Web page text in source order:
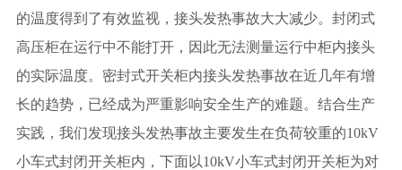
的温度得到了有效监视，接头发热事故大大减少。封闭式
高压柜在运行中不能打开，因此无法测量运行中柜内接头
的实际温度。密封式开关柜内接头发热事故在近几年有增
长的趋势，已经成为严重影响安全生产的难题。结合生产
实践，我们发现接头发热事故主要发生在负荷较重的10kV
小车式封闭开关柜内，下面以10kV小车式封闭开关柜为对